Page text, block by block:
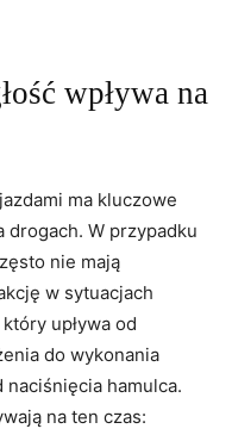
wpływa na⁣
ma kluczowe
drogach. W przypadku⁤
nie mają
w sytuacjach
upływa ‌od
do wykonania
naciśnięcia ​hamulca.
na ten‍ czas: